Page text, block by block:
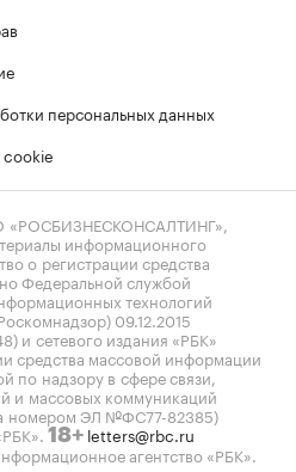
персональных данных
cookie
информационного
о регистрации средства
Федеральной службой
технологий
09.12.2015
и сетевого издания «РБК»
средства массовой информации
по надзору в сфере связи,
и массовых коммуникаций
номером ЭЛ №ФС77-82385)
18+ letters@rbc.ru
агентство «РБК».